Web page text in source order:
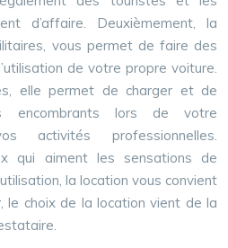
d’affaire. Deuxièmement, la
vous permet de faire des
de votre propre voiture.
elle permet de charger et de
encombrants lors de votre
activités professionnelles.
qui aiment les sensations de
la location vous convient
le choix de la location vient de la